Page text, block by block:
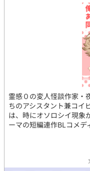
霊感０の変人怪談作家・
ちのアシスタント兼コイ
は、時にオソロシイ現
ーマの短編連作BLコメデ